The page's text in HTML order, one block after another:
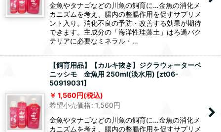
金魚やタナゴなどの川魚の飼育に…金魚の消化メ
カニズムを考え、腸内の整腸作用を促すサプリメ
ント入り。消化不良の予防・改善する効果が期待
できます。主成分の「海洋性珪藻土」はろ過バク
テリアに必要なミネラル・…
【飼育用品】【カルキ抜き】ジクラウォーターベ
ニッシモ 金魚用 250ml(淡水用) [zt06-
50919031]
1,560円(税込)
希望小売価格: 1,560円
金魚やタナゴなどの川魚の飼育に…金魚の消化メ
カニズムを考え、腸内の整腸作用を促すサプリメ